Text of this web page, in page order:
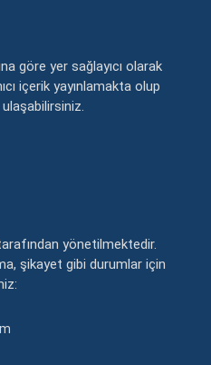
göre yer sağlayıcı olarak
içerik yayınlamakta olup
ulaşabilirsiniz.
yönetilmektedir.
şikayet gibi durumlar için